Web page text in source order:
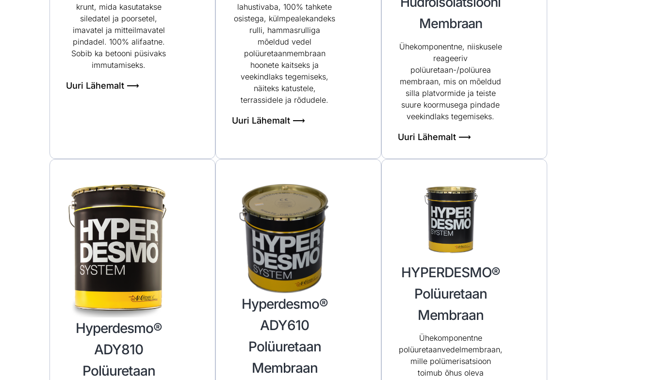
krunt, mida kasutatakse
siledatel ja poorsetel,
imavatel ja mitteilmavatel
pindadel. 100% alifaatne.
Sobib ka betooni püsivaks
immutamiseks.
Uuri Lähemalt ⟶
lahustivaba, 100% tahkete
osistega, külmpealekandeks
rulli, hammasrulliga
mõeldud vedel
polüuretaanmembraan
hoonete kaitseks ja
veekindlaks tegemiseks,
näiteks katustele,
terrassidele ja rõdudele.
Uuri Lähemalt ⟶
Membraan
Ühekomponentne, niiskusele
reageeriv
polüuretaan-/polüurea
membraan, mis on mõeldud
silla platvormide ja teiste
suure koormusega pindade
veekindlaks tegemiseks.
Uuri Lähemalt ⟶
Hyperdesmo®
ADY810
Polüuretaan
Hyperdesmo®
ADY610
Polüuretaan
Membraan
HYPERDESMO®
Polüuretaan
Membraan
Ühekomponentne
polüuretaanvedelmembraan,
mille polümerisatsioon
toimub õhus oleva